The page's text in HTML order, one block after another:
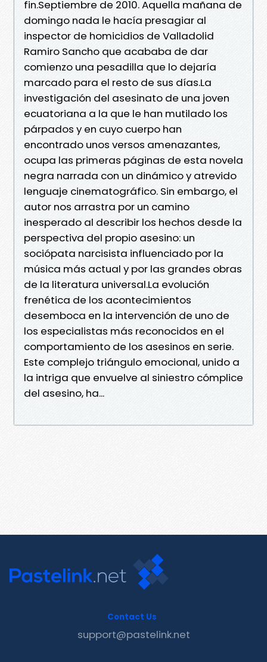
fin.Septiembre de 2010. Aquella mañana de
domingo nada le hacía presagiar al
inspector de homicidios de Valladolid
Ramiro Sancho que acababa de dar
comienzo una pesadilla que lo dejaría
marcado para el resto de sus días.La
investigación del asesinato de una joven
ecuatoriana a la que le han mutilado los
párpados y en cuyo cuerpo han
encontrado unos versos amenazantes,
ocupa las primeras páginas de esta novela
negra narrada con un dinámico y atrevido
lenguaje cinematográfico. Sin embargo, el
autor nos arrastra por un camino
inesperado al describir los hechos desde la
perspectiva del propio asesino: un
sociópata narcisista influenciado por la
música más actual y por las grandes obras
de la literatura universal.La evolución
frenética de los acontecimientos
desemboca en la intervención de uno de
los especialistas más reconocidos en el
comportamiento de los asesinos en serie.
Este complejo triángulo emocional, unido a
la intriga que envuelve al siniestro cómplice
del asesino, ha...
Contact Us
support@pastelink.net